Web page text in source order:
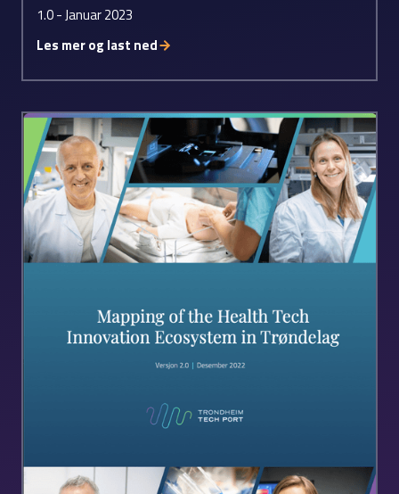
1.0 - Januar 2023
Les mer og last ned